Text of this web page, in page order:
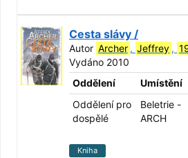
Cesta slávy /
Autor Archer , Jeffrey ,
Vydáno 2010
Oddělení
Umístění
Oddělení pro
dospělé
Beletrie -
ARCH
Kniha